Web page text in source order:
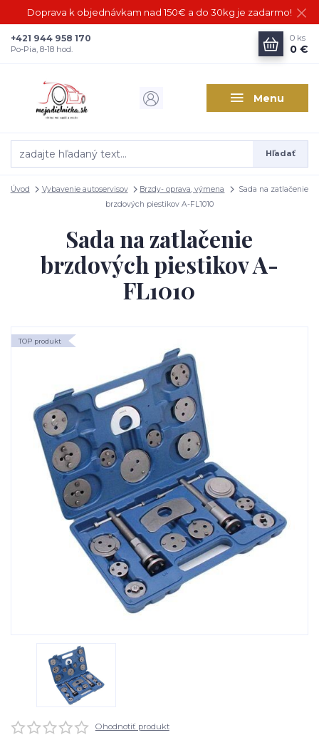
Doprava k objednávkam nad 150€ a do 30kg je zadarmo!
Menu
Hľadať
+421 944 958 170
Po-Pia, 8-18 hod.
0 ks
0 €
Úvod Vybavenie autoservisov Brzdy- oprava, výmena
Sada na zatlačenie
brzdových piestikov A-FL1010
Sada na zatlačenie
brzdových piestikov A-
FL1010
TOP produkt
Ohodnotiť produkt